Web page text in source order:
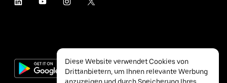
Diese Website verwendet Cookies von
Drittanbietern, um Ihnen relevante Werbung